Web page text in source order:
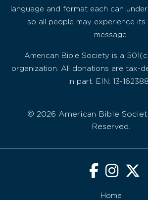
language and format each can
so all people may experience its
message.
American Bible Society is a
organization. All donations are tax-
in part. EIN: 13-
© 2026 American Bible
Reserved.
Home